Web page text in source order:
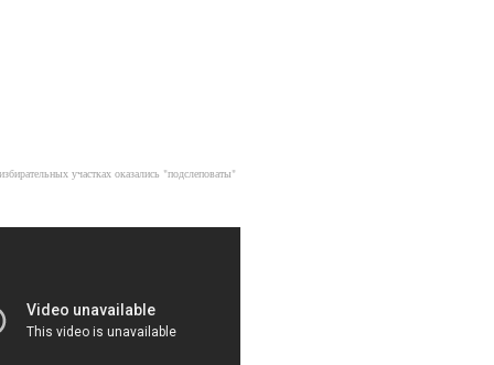
участках оказались "подслеповаты"